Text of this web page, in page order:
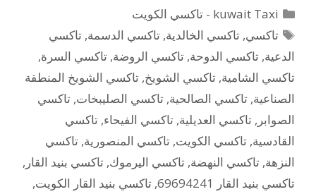
التصنيفات
kuwait Taxi - تاكسي الكويت
الوسوم
تاكسي,تاكسي الخالدية,تاكسي الدسمة,تاكسي
الدعية, تاكسي الدوحة, تاكسي الروضة, تاكسي السرة,
تاكسي الشامية, تاكسي الشويخ, تاكسي الشويخ المنطقة
الصناعية, تاكسي الصالحية, تاكسي الصليبخات, تاكسي
الصوابر , تاكسي العديلية, تاكسي الفيحاء, تاكسي
القادسية, تاكسي الكويت, تاكسي المنصورية, تاكسي
النزهة, تاكسي النهضة, تاكسي اليرموك, تاكسي بنيد القار ,
تاكسي بنيد القار 69694241
, تاكسي بنيد القار الكويت,